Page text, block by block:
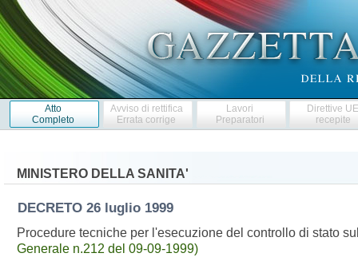
Atto
Completo
Avviso di rettifica
Errata corrige
Lavori
Preparatori
Direttive
recepite
MINISTERO DELLA SANITA'
DECRETO 26 luglio 1999
Procedure tecniche per l'esecuzione del controllo di stato
Generale n.212 del 09-09-1999)